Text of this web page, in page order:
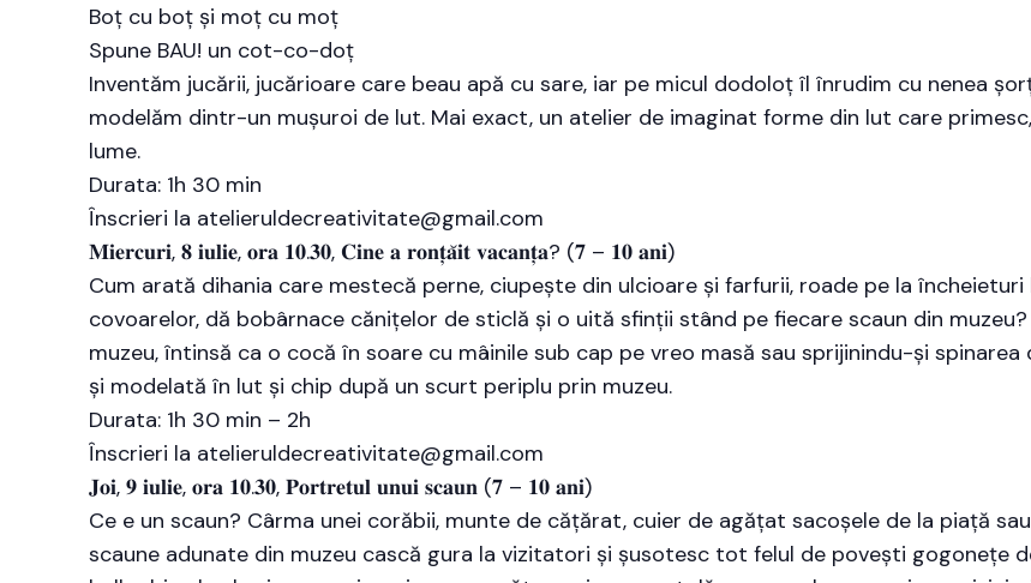
Boț cu boț și moț cu moț
Spune BAU! un cot-co-doț
Inventăm jucării, jucărioare care beau apă cu sare, iar pe micul dodoloț îl înrudim cu nenea
modelăm dintr-un mușuroi de lut. Mai exact, un atelier de imaginat forme din lut care
lume.
Durata: 1h 30 min
Înscrieri la atelieruldecreativitate@gmail.com
𝐌𝐢𝐞𝐫𝐜𝐮𝐫𝐢, 𝟖 𝐢𝐮𝐥𝐢𝐞, 𝐨𝐫𝐚 𝟏𝟎.𝟑𝟎, 𝐂𝐢𝐧𝐞 𝐚 𝐫𝐨𝐧𝐭̦𝐚̆𝐢𝐭 𝐯𝐚𝐜𝐚𝐧𝐭̦𝐚? (𝟕 – 𝟏𝟎 𝐚𝐧𝐢)
Cum arată dihania care mestecă perne, ciupește din ulcioare și farfurii, roade pe la
covoarelor, dă bobârnace cănițelor de sticlă și o uită sfinții stând pe fiecare scaun din
muzeu, întinsă ca o cocă în soare cu mâinile sub cap pe vreo masă sau sprijinindu-și
și modelată în lut și chip după un scurt periplu prin muzeu.
Durata: 1h 30 min – 2h
Înscrieri la atelieruldecreativitate@gmail.com
𝐉𝐨𝐢, 𝟗 𝐢𝐮𝐥𝐢𝐞, 𝐨𝐫𝐚 𝟏𝟎.𝟑𝟎, 𝐏𝐨𝐫𝐭𝐫𝐞𝐭𝐮𝐥 𝐮𝐧𝐮𝐢 𝐬𝐜𝐚𝐮𝐧 (𝟕 – 𝟏𝟎 𝐚𝐧𝐢)
Ce e un scaun? Cârma unei corăbii, munte de cățărat, cuier de agățat sacoșele de la piață
scaune adunate din muzeu cască gura la vizitatori și șusotesc tot felul de povești gogonețe